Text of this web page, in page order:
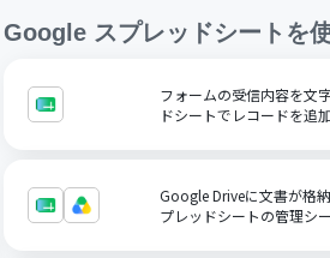
Google スプレッドシート を
フォームの受信内容を文
ドシートでレコードを追
Google Driveに文書が格
プレッドシートの管理シ